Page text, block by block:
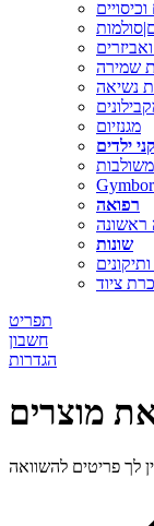
שמירה
נשיאה
מגנזיום
ילדים
רפואה
ראשונה
שונות
ציוד
תפריט
חשבון
הגדרות
מוצרים